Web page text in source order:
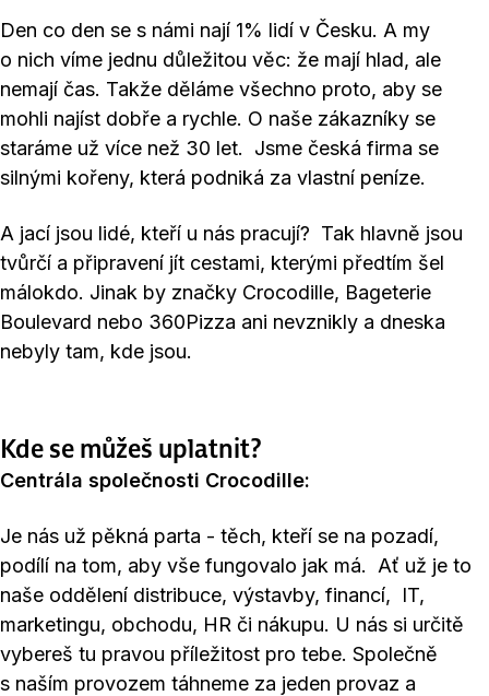
Den co den se s námi nají 1% lidí v Česku. A my
o nich víme jednu důležitou věc: že mají hlad, ale
nemají čas. Takže děláme všechno proto, aby se
mohli najíst dobře a rychle. O naše zákazníky se
staráme už více než 30 let. Jsme česká firma se
silnými kořeny, která podniká za vlastní peníze.
A jací jsou lidé, kteří u nás pracují? Tak hlavně jsou
tvůrčí a připravení jít cestami, kterými předtím šel
málokdo. Jinak by značky Crocodille, Bageterie
Boulevard nebo 360Pizza ani nevznikly a dneska
nebyly tam, kde jsou.
Kde se můžeš uplatnit?
Centrála společnosti Crocodille:
Je nás už pěkná parta - těch, kteří se na pozadí,
podílí na tom, aby vše fungovalo jak má. Ať už je to
naše oddělení distribuce, výstavby, financí, IT,
marketingu, obchodu, HR či nákupu. U nás si určitě
vybereš tu pravou příležitost pro tebe. Společně
s naším provozem táhneme za jeden provaz a